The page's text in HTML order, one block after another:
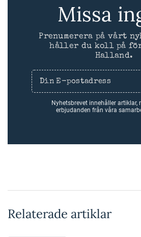
Missa
Prenumerera på vårt
håller du koll på
Halland.
Nyhetsbrevet innehåller artiklar,
erbjudanden från våra
Relaterade artiklar